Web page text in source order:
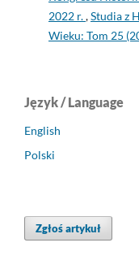
2022 r.,Studia z
Wieku: Tom 25
Język / Language
English
Polski
Zgłoś artykuł